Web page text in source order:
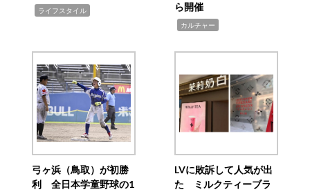
ライフスタイル
ら開催
カルチャー
弓ヶ浜（鳥取）が初勝
利 全日本学童野球の1
LVに敗訴して人気が出
た ミルクティーブラ